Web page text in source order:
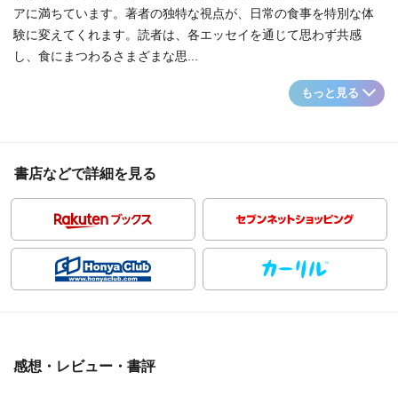
アに満ちています。著者の独特な視点が、日常の食事を特別な体
験に変えてくれます。読者は、各エッセイを通じて思わず共感
し、食にまつわるさまざまな思...
もっと見る
書店などで詳細を見る
感想・レビュー・書評